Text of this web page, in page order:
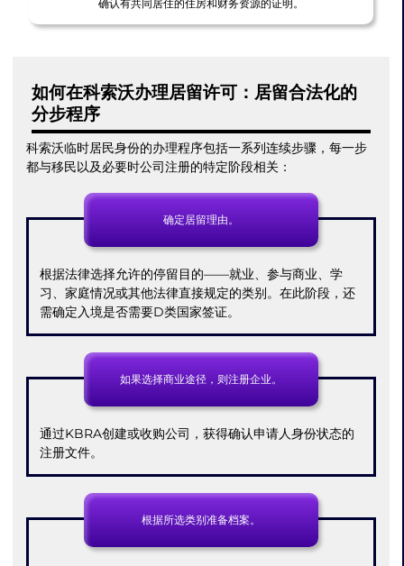
确认有共同居住的住房和财务资源的证明。
如何在科索沃办理居留许可：居留合法化的
分步程序
科索沃临时居民身份的办理程序包括一系列连续步骤，每一步
都与移民以及必要时公司注册的特定阶段相关：
确定居留理由。
根据法律选择允许的停留目的——就业、参与商业、学
习、家庭情况或其他法律直接规定的类别。在此阶段，还
需确定入境是否需要D类国家签证。
如果选择商业途径，则注册企业。
​​通过KBRA创建或收购公司，获得确认申请人身份状态的
注册文件。
根据所选类别准备档案。